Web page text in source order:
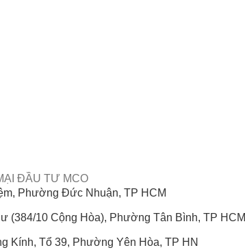
ĐẦU TƯ MCO
Phường Đức Nhuận, TP HCM
(384/10 Cộng Hòa), Phường Tân Bình, TP HCM
Kính, Tổ 39, Phường Yên Hòa, TP HN